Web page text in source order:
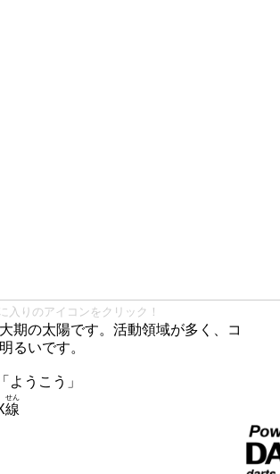
入りのアイコンをクリック！
期の太陽です。活動領域が多く、コ
るいです。
「ようこう」
線
せん